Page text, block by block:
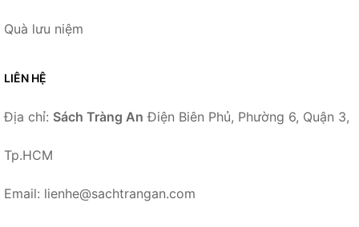
Quà lưu niệm
LIÊN HỆ
Địa chỉ: Sách Tràng An Điện Biên Phủ, Phường 6, Quận 3,
Tp.HCM
Email: lienhe@sachtrangan.com